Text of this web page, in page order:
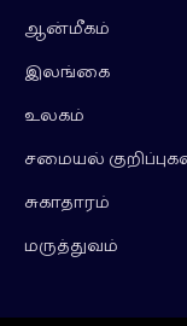
ஆன்மீகம்
இலங்கை
உலகம்
சமையல்
சுகாதாரம்
மருத்துவம்